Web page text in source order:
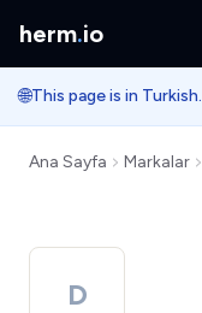
herm.io
🌐This page is in Turkish.
Ana Sayfa Markalar
D